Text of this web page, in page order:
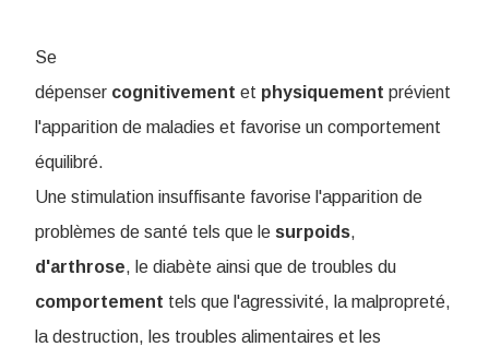
Se
dépenser cognitivement et physiquement prévient
l'apparition de maladies et favorise un comportement
équilibré.
Une stimulation insuffisante favorise l'apparition de
problèmes de santé tels que le surpoids,
d'arthrose, le diabète ainsi que de troubles du
comportement tels que l'agressivité, la malpropreté,
la destruction, les troubles alimentaires et les